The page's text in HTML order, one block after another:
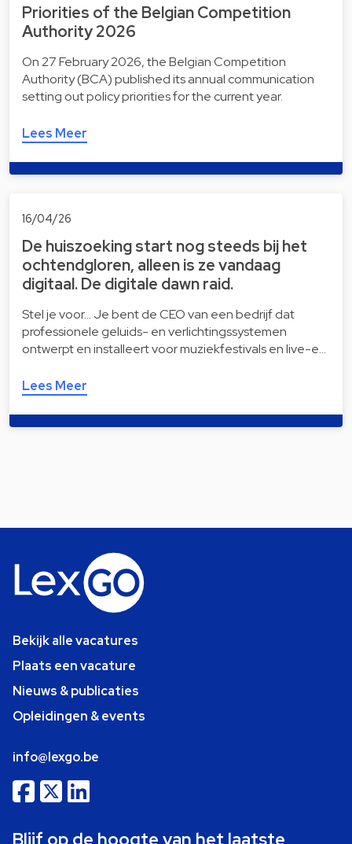
Priorities of the Belgian Competition
Authority 2026
On 27 February 2026, the Belgian Competition
Authority (BCA) published its annual communication
setting out policy priorities for the current year.
Lees Meer
16/04/26
De huiszoeking start nog steeds bij het
ochtendgloren, alleen is ze vandaag
digitaal. De digitale dawn raid.
Stel je voor… Je bent de CEO van een bedrijf dat
professionele geluids- en verlichtingssystemen
ontwerpt en installeert voor muziekfestivals en live-e…
Lees Meer
Bekijk alle vacatures
Plaats een vacature
Nieuws & publicaties
Opleidingen & events
info@lexgo.be